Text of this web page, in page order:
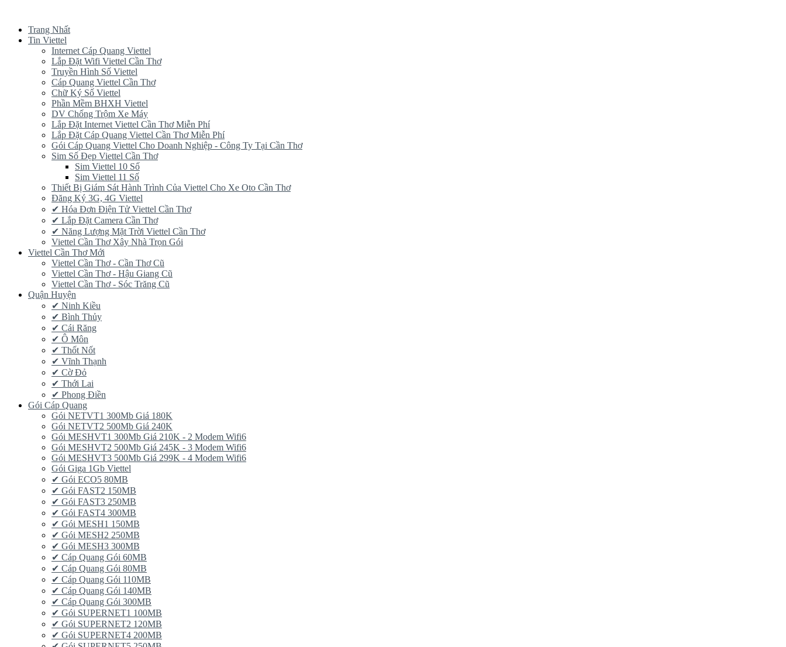
Trang Nhất
Tin Viettel
Internet Cáp Quang Viettel
Lắp Đặt Wifi Viettel Cần Thơ
Truyền Hình Số Viettel
Cáp Quang Viettel Cần Thơ
Chữ Ký Số Viettel
Phần Mềm BHXH Viettel
DV Chống Trộm Xe Máy
Lắp Đặt Internet Viettel Cần Thơ Miễn Phí
Lắp Đặt Cáp Quang Viettel Cần Thơ Miễn Phí
Gói Cáp Quang Viettel Cho Doanh Nghiệp - Công Ty Tại Cần Thơ
Sim Số Đẹp Viettel Cần Thơ
Sim Viettel 10 Số
Sim Viettel 11 Số
Thiết Bị Giám Sát Hành Trình Của Viettel Cho Xe Oto Cần Thơ
Đăng Ký 3G, 4G Viettel
✔‎ Hóa Đơn Điện Tử Viettel Cần Thơ
✔‎ Lắp Đặt Camera Cần Thơ
✔‎ Năng Lượng Mặt Trời Viettel Cần Thơ
Viettel Cần Thơ Xây Nhà Trọn Gói
Viettel Cần Thơ Mới
Viettel Cần Thơ - Cần Thơ Cũ
Viettel Cần Thơ - Hậu Giang Cũ
Viettel Cần Thơ - Sóc Trăng Cũ
Quận Huyện
✔ Ninh Kiều
✔ Bình Thủy
✔ Cái Răng
✔ Ô Môn
✔ Thốt Nốt
✔ Vĩnh Thạnh
✔ Cờ Đỏ
✔ Thới Lai
✔ Phong Điền
Gói Cáp Quang
Gói NETVT1 300Mb Giá 180K
Gói NETVT2 500Mb Giá 240K
Gói MESHVT1 300Mb Giá 210K - 2 Modem Wifi6
Gói MESHVT2 500Mb Giá 245K - 3 Modem Wifi6
Gói MESHVT3 500Mb Giá 299K - 4 Modem Wifi6
Gói Giga 1Gb Viettel
✔ Gói ECO5 80MB
✔ Gói FAST2 150MB
✔ Gói FAST3 250MB
✔ Gói FAST4 300MB
✔ Gói MESH1 150MB
✔ Gói MESH2 250MB
✔ Gói MESH3 300MB
✔ Cáp Quang Gói 60MB
✔ Cáp Quang Gói 80MB
✔ Cáp Quang Gói 110MB
✔ Cáp Quang Gói 140MB
✔ Cáp Quang Gói 300MB
✔ Gói SUPERNET1 100MB
✔ Gói SUPERNET2 120MB
✔ Gói SUPERNET4 200MB